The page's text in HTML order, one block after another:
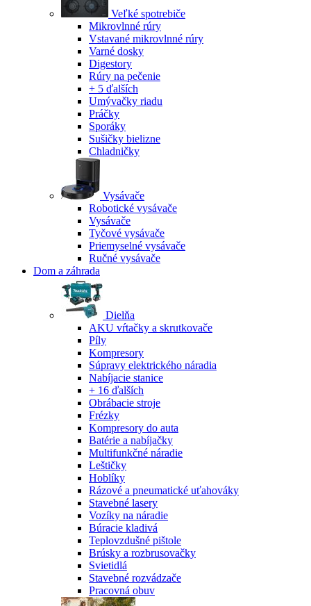
Veľké spotrebiče
Mikrovlnné rúry
Vstavané mikrovlnné rúry
Varné dosky
Digestory
Rúry na pečenie
+ 5 ďalších
Umývačky riadu
Práčky
Sporáky
Sušičky bielizne
Chladničky
Vysávače
Robotické vysávače
Vysávače
Tyčové vysávače
Priemyselné vysávače
Ručné vysávače
Dom a záhrada
Dielňa
AKU vŕtačky a skrutkovače
Píly
Kompresory
Súpravy elektrického náradia
Nabíjacie stanice
+ 16 ďalších
Obrábacie stroje
Frézky
Kompresory do auta
Batérie a nabíjačky
Multifunkčné náradie
Leštičky
Hoblíky
Rázové a pneumatické uťahováky
Stavebné lasery
Vozíky na náradie
Búracie kladivá
Teplovzdušné pištole
Brúsky a rozbrusovačky
Svietidlá
Stavebné rozvádzače
Pracovná obuv